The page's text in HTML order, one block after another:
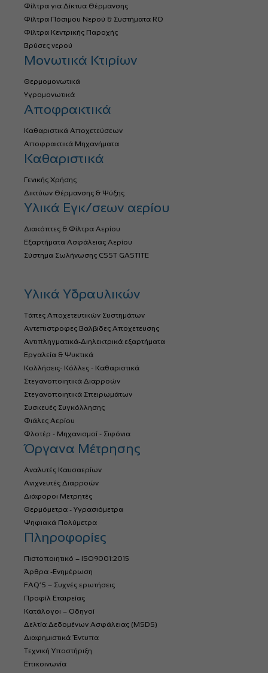
Φίλτρα για Δίκτυα Θέρμανσης
Φίλτρα Πόσιμου Νερού & Συστήματα RO
Φίλτρα Κεντρικής Παροχής
Βρύσες νερού
Μονωτικά Κτιρίων
Θερμομονωτικά
Υγρομονωτικά
Αποφρακτικά
Καθαριστικά Αποχετεύσεων
Αποφρακτικά Μηχανήματα
Καθαριστικά
Γενικής Χρήσης
Δικτύων Θέρμανσης & Ψύξης
Υλικά Εγκ/σεων αερίου
Διακόπτες & Φίλτρα Αερίου
Εξαρτήματα Ασφάλειας Αερίου
Σύστημα Σωλήνωσης CSST GASTITE
Υλικά Υδραυλικών
Τάπες Αποχετευτικών Συστημάτων
Αντεπιστροφες Βαλβιδες Αποχετευσης
Αντιπληγματικά-Διηλεκτρικά εξαρτήματα
Εργαλεία & Ψυκτικά
Κολλήσεις- Κόλλες - Καθαριστικά
Στεγανοποιητικά Διαρροών
Στεγανοποιητικά Σπειρωμάτων
Συσκευές Συγκόλλησης
Φιάλες Αερίου
Φλοτέρ - Μηχανισμοί - Σιφόνια
Όργανα Μέτρησης
Αναλυτές Καυσαερίων
Ανιχνευτές Διαρροών
Διάφοροι Μετρητές
Θερμόμετρα - Υγρασιόμετρα
Ψηφιακά Πολύμετρα
Πληροφορίες
Πιστοποιητικό – ISO9001:2015
Άρθρα -Ενημέρωση
FAQ’S – Συχνές ερωτήσεις
Προφίλ Εταιρείας
Κατάλογοι – Οδηγοί
Δελτία Δεδομένων Ασφάλειας (MSDS)
Διαφημιστικά Έντυπα
Τεχνική Υποστήριξη
Επικοινωνία